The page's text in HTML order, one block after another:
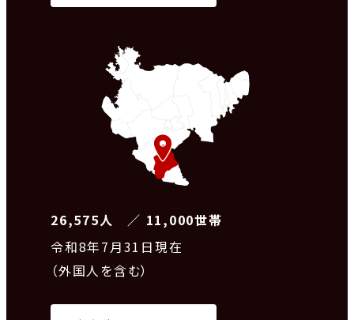
26,575人 ／ 11,000世帯
令和8年7月31日現在
（外国人を含む）